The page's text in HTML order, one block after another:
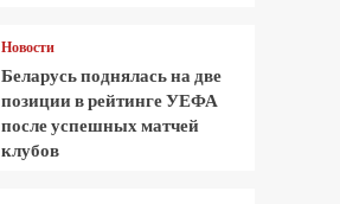
Новости
Беларусь поднялась на две
позиции в рейтинге УЕФА
после успешных матчей
клубов